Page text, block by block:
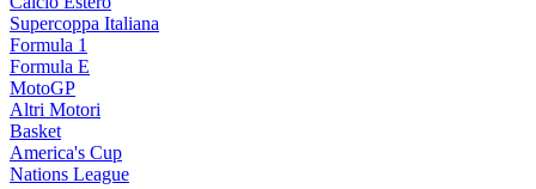
Supercoppa Italiana
Formula 1
Formula E
MotoGP
Altri Motori
Basket
America's Cup
Nations League